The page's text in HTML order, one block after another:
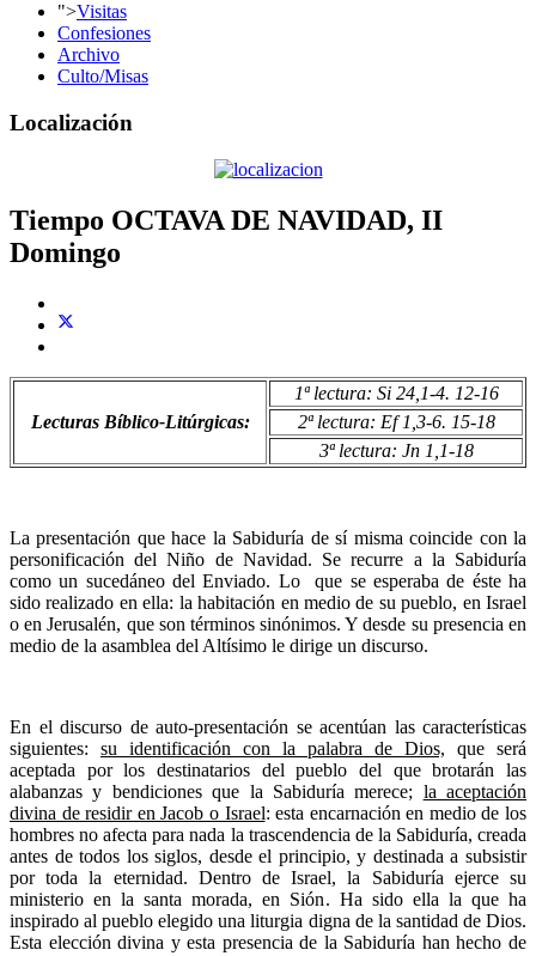
">Visitas
Confesiones
Archivo
Culto/Misas
Localización
Tiempo OCTAVA DE NAVIDAD, II
Domingo
Lecturas Bíblico-Litúrgicas:
1ª lectura: Si 24,1-4. 12-16
2ª lectura: Ef 1,3-6. 15-18
3ª lectura: Jn 1,1-18
La presentación que hace la Sabiduría de sí misma coincide con la
personificación del Niño de Navidad. Se recurre a la Sabiduría
como un sucedáneo del Enviado. Lo que se esperaba de éste ha
sido realizado en ella: la habitación en medio de su pueblo, en Israel
o en Jerusalén, que son términos sinónimos. Y desde su presencia en
medio de la asamblea del Altísimo le dirige un discurso.
En el discurso de auto-presentación se acentúan las características
siguientes: su identificación con la palabra de Dios, que será
aceptada por los destinatarios del pueblo del que brotarán las
alabanzas y bendiciones que la Sabiduría merece; la aceptación
divina de residir en Jacob o Israel: esta encarnación en medio de los
hombres no afecta para nada la trascendencia de la Sabiduría, creada
antes de todos los siglos, desde el principio, y destinada a subsistir
por toda la eternidad. Dentro de Israel, la Sabiduría ejerce su
ministerio en la santa morada, en Sión. Ha sido ella la que ha
inspirado al pueblo elegido una liturgia digna de la santidad de Dios.
Esta elección divina y esta presencia de la Sabiduría han hecho de